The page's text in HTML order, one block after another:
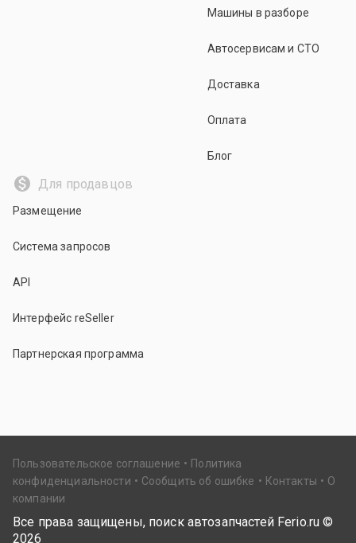
Машины в разборе
Автосервисам и СТО
Доставка
Оплата
Блог
Для продавцов
Размещение
Система запросов
API
Интерфейс reSeller
Партнерская программа
Пользовательское соглашение
Политика
конфиденциальности
Сообщить об ошибке Контакты
О
компании
Все права защищены, поиск автозапчастей Ferio.ru ©
2026